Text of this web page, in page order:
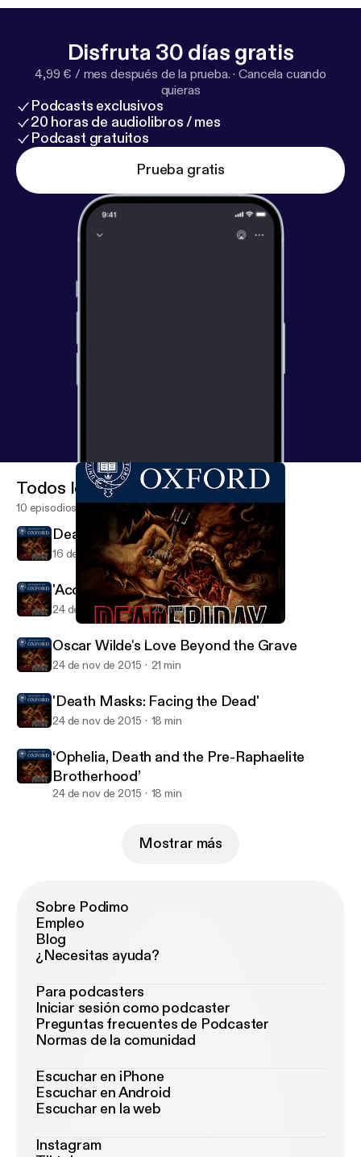
Disfruta 30 días gratis
4,99 € / mes después de la prueba. ·Cancela cuando
quieras
Podcasts exclusivos
20 horas de audiolibros / mes
Podcast gratuitos
Prueba gratis
Death at the Museum
Todos los episodios
10 episodios
Death at the Museum
16 de dic de 2015 2 min
'Accidental Death in Tudor England'
24 de nov de 2015 20 min
Oscar Wilde's Love Beyond the Grave
24 de nov de 2015 21 min
'Death Masks: Facing the Dead'
24 de nov de 2015 18 min
‘Ophelia, Death and the Pre-Raphaelite
Brotherhood’
24 de nov de 2015 18 min
Mostrar más
Sobre Podimo
Empleo
Blog
¿Necesitas ayuda?
Para podcasters
Iniciar sesión como podcaster
Preguntas frecuentes de Podcaster
Normas de la comunidad
Escuchar en iPhone
Escuchar en Android
Escuchar en la web
Instagram